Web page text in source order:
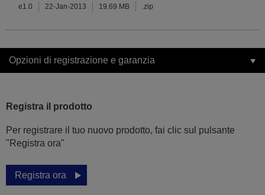
e1.0 22-Jan-2013 19.69 MB .zip
Opzioni di registrazione e garanzia
Registra il prodotto
Per registrare il tuo nuovo prodotto, fai clic sul pulsante
"Registra ora"
Registra ora